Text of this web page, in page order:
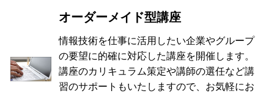
オーダーメイド型講座
情報技術を仕事に活用したい企業やグループ
の要望に的確に対応した講座を開催します。
講座のカリキュラム策定や講師の選任など講
習のサポートもいたしますので、お気軽にお